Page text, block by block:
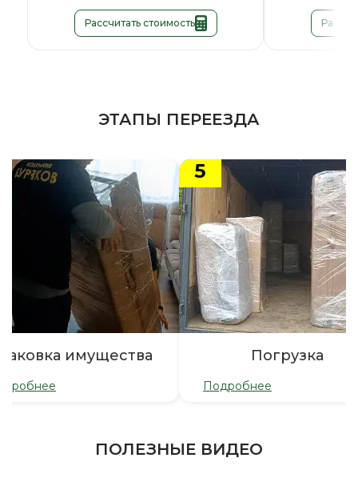
Рассчитать стоимость
ЭТАПЫ ПЕРЕЕЗДА
имущества
5
Погрузка
Подробнее
ПОЛЕЗНЫЕ ВИДЕО